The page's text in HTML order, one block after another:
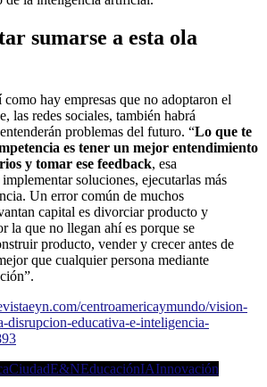
sumarse a esta ola
hay empresas que no adoptaron el
las redes sociales, también habrá
problemas del futuro. “Lo que te
es tener un mejor entendimiento
y tomar ese feedback, esa
soluciones, ejecutarlas más
Un error común de muchos
capital es divorciar producto y
la que no llegan ahí es porque se
producto, vender y crecer antes de
que cualquier persona mediante
centroamericaymundo/vision-
disrupcion-educativa-e-inteligencia-
CiudadE&NEducaciónIAInnovación